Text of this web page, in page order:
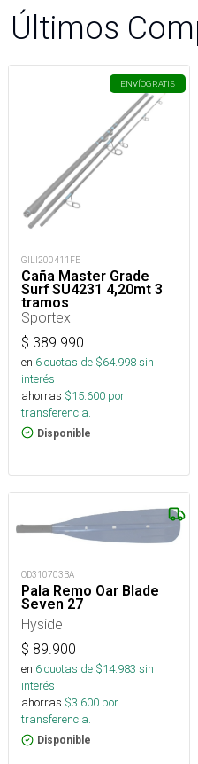
Últimos
ENVÍOGRATIS
GILI200411FE
Caña Master Grade
Surf SU4231 4,20mt 3
tramos
Sportex
$ 389.990
en 6cuotas de $64.998sin
interés
ahorras $15.600 por
transferencia.
Disponible
OD310703BA
Pala Remo Oar Blade
Seven 27
Hyside
$ 89.900
en 6cuotas de $14.983 sin
interés
ahorras $3.600 por
transferencia.
Disponible